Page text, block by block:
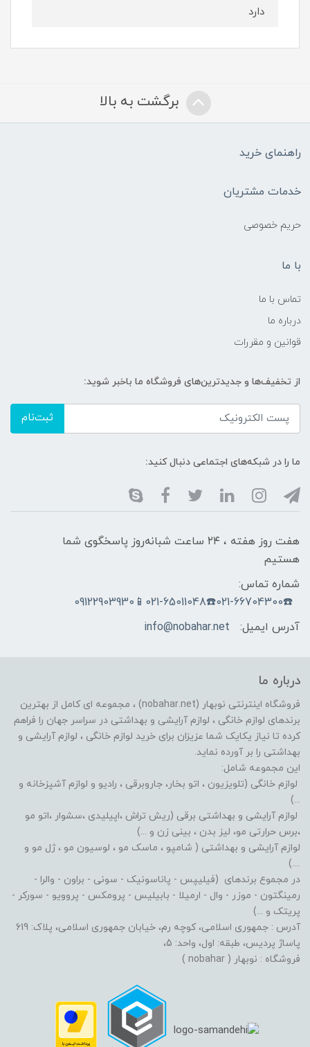
دارد
برگشت به بالا
راهنمای خرید
خدمات مشتریان
حریم خصوصی
با ما
تماس با ما
درباره ما
قوانین و مقررات
از تخفیف‌ها و جدیدترین‌های فروشگاه ما باخبر شوید:
ثبت‌نام
ما را در شبکه‌های اجتماعی دنبال کنید:
هفت روز هفته ، ۲۴ ساعت شبانه‌روز پاسخگوی شما
هستیم
شماره تماس:
☎️021-66704300☎️021-65011048📱09122903930
آدرس ایمیل:
info@nobahar.net
درباره ما
فروشگاه اینترنتی نوبهار (nobahar.net) ، مجموعه ای کامل از بهترین
برندهای لوازم خانگی ، لوازم آرایشی و بهداشتی در سراسر جهان را فراهم
کرده تا نیاز یکایک شما عزیزان برای خرید لوازم خانگی ، لوازم آرایشی و
بهداشتی را بر آورده نماید.
این مجموعه شامل:
لوازم خانگی (تلویزیون ، اتو بخار، جاروبرقی ، رادیو و لوازم آشپزخانه و
...)
لوازم آرایشی و بهداشتی برقی (ریش تراش ،اپیلیدی ،سشوار ،اتو مو
،برس حرارتی مو، لیز بدن ، بینی زن و ...)
لوازم آرایشی و بهداشتی ( شامپو ، ماسک مو ، لوسیون مو ، ژل مو و
....)
در مجموع برندهای (فیلیپس - پاناسونیک - سونی - براون - والرا -
رمینگتون - موزر - وال - ارمیلا - بابیلیس - پرومکس - پروویو - سورکر -
پریتک و ...)
آدرس : جمهوری اسلامی، کوچه رم، خیابان جمهوری اسلامی، پلاک: 619
پاساژ پردیس، طبقه: اول، واحد: 5،
فروشگاه : نوبهار ( nobahar )